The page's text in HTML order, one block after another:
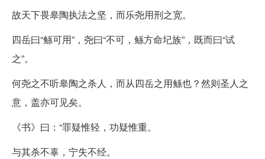
故天下畏皋陶执法之坚，而乐尧用刑之宽。
四岳曰“鲧可用”，尧曰“不可，鲧方命圮族”，既而曰“试
之”。
何尧之不听皋陶之杀人，而从四岳之用鲧也？然则圣人之
意，盖亦可见矣。
《书》曰：“罪疑惟轻，功疑惟重。
与其杀不辜，宁失不经。